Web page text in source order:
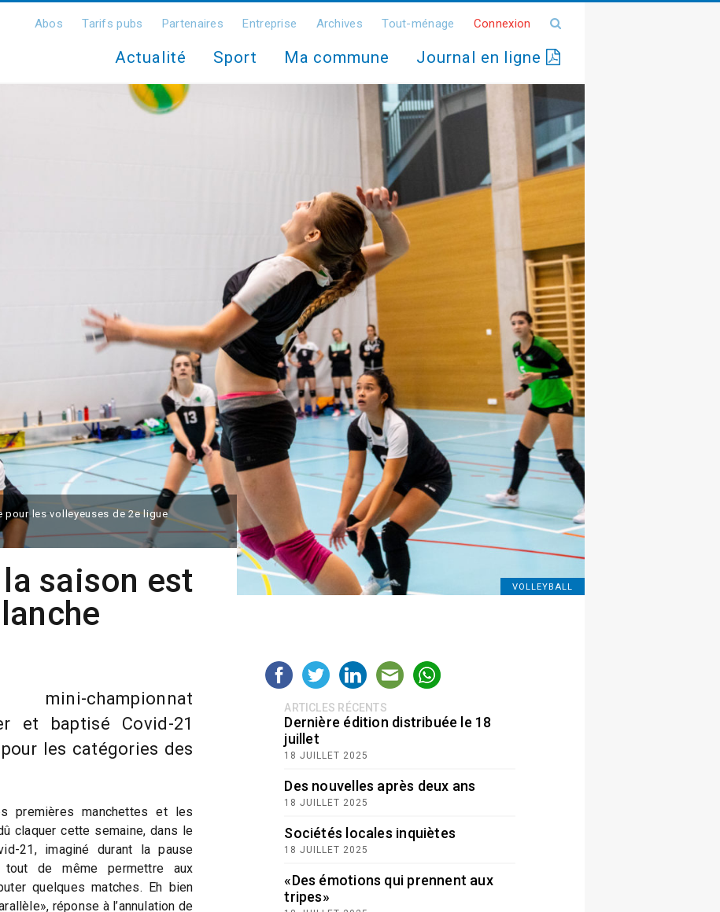
Abos Tarifs pubs Partenaires Entreprise Archives Tout-ménage Connexion
Actualité Sport Ma commune Journal en ligne
VOLLEYBALL
les volleyeuses de 2e ligue
saison est
championnat
et baptisé Covid-21
les catégories des
premières manchettes et les
claquer cette semaine, dans le
21, imaginé durant la pause
de même permettre aux
quelques matches. Eh bien
réponse à l’annulation de
ARTICLES RÉCENTS
Dernière édition distribuée le 18
juillet
18 JUILLET 2025
Des nouvelles après deux ans
18 JUILLET 2025
Sociétés locales inquiètes
18 JUILLET 2025
«Des émotions qui prennent aux
tripes»